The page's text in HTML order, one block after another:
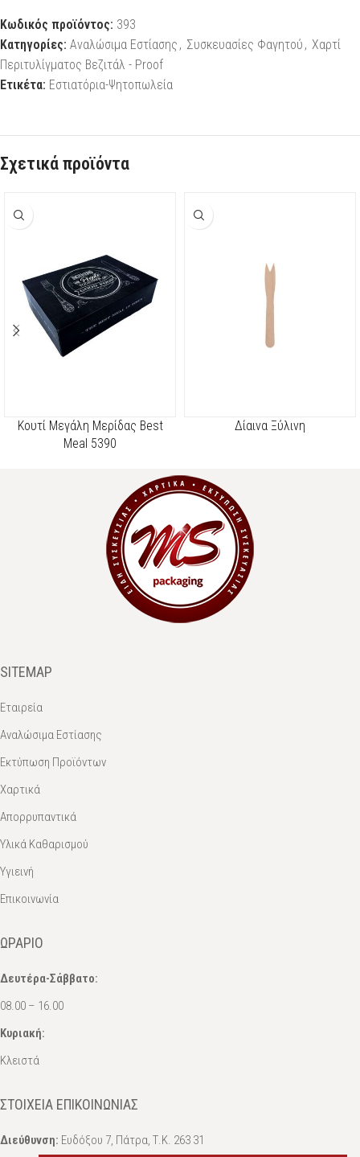
Κωδικός προϊόντος: 393
Κατηγορίες: Αναλώσιμα Εστίασης , Συσκευασίες Φαγητού , Χαρτί
Περιτυλίγματος Βεζιτάλ - Proof
Ετικέτα: Εστιατόρια-Ψητοπωλεία
Σχετικά προϊόντα
Kουτί Μεγάλη Μερίδας Best
Meal 5390
Δίαινα Ξύλινη
SITEMAP
Εταιρεία
Αναλώσιμα Εστίασης
Εκτύπωση Προϊόντων
Χαρτικά
Απορρυπαντικά
Υλικά Καθαρισμού
Υγιεινή
Επικοινωνία
ΩΡΆΡΙΟ
Δευτέρα-Σάββατο:
08.00 – 16.00
Κυριακή:
Κλειστά
ΣΤΟΙΧΕΊΑ ΕΠΙΚΟΙΝΩΝΊΑΣ
Διεύθυνση: Ευδόξου 7, Πάτρα, Τ.Κ. 263 31